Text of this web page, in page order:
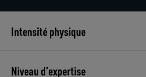
Intensité physique
Niveau d’expertise